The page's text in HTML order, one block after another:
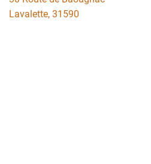
Lavalette, 31590